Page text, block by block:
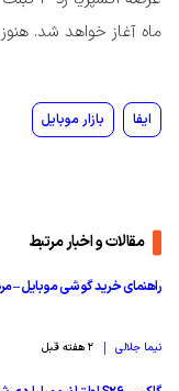
ماه آغاز خواهد شد.
ایفا بازار موبایل
مقالات و اخبار مرتبط
راهنمای خرید گوشی موبایل – مرداد
نیما جلالی 2 هفته قبل